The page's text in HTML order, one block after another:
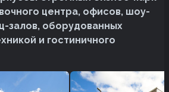
центра, офисов, шоу-
залов, оборудованных
и гостиничного